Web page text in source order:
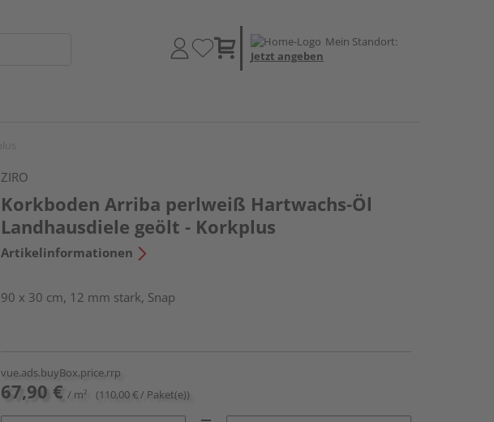
Mein Standort:
Jetzt angeben
ZIRO
Korkboden Arriba perlweiß Hartwachs-Öl
Landhausdiele geölt - Korkplus
Artikelinformationen
90 x 30 cm, 12 mm stark, Snap
vue.ads.buyBox.price.rrp
67,90 € / m² (110,00 € / Paket(e))